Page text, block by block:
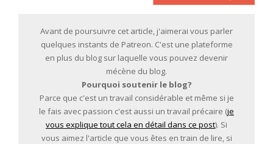
Avant de poursuivre cet article, j'aimerai vous parler
quelques instants de Patreon. C'est une plateforme
en plus du blog sur laquelle vous pouvez devenir
mécène du blog.
Pourquoi soutenir le blog?
Parce que c'est un travail considérable et même si je
le fais avec passion c'est aussi un travail précaire (je
vous explique tout cela en détail dans ce post). Si
vous aimez l'article que vous êtes en train de lire, si